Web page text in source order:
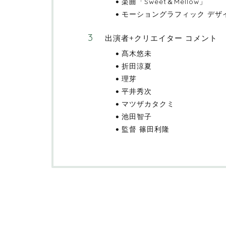
モーショングラフィック デザ
出演者+クリエイター コメント
髙木悠未
折田涼夏
理芽
平井秀次
マツザカタクミ
池田智子
監督 篠田利隆